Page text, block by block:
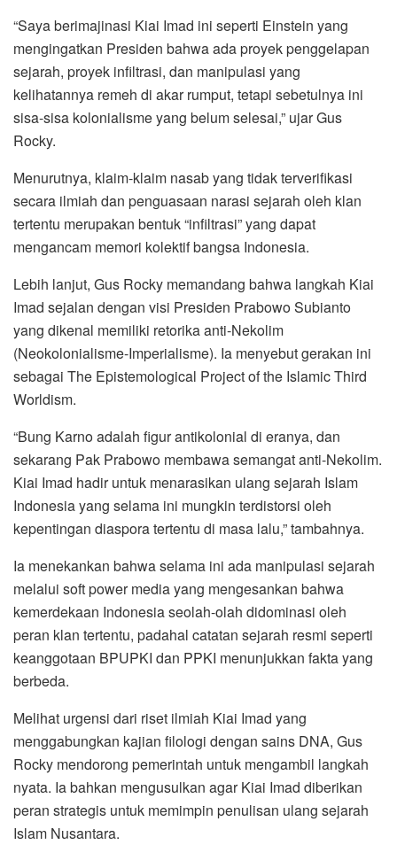
“Saya berimajinasi Kiai Imad ini seperti Einstein yang
mengingatkan Presiden bahwa ada proyek penggelapan
sejarah, proyek infiltrasi, dan manipulasi yang
kelihatannya remeh di akar rumput, tetapi sebetulnya ini
sisa-sisa kolonialisme yang belum selesai,” ujar Gus
Rocky.
Menurutnya, klaim-klaim nasab yang tidak terverifikasi
secara ilmiah dan penguasaan narasi sejarah oleh klan
tertentu merupakan bentuk “infiltrasi” yang dapat
mengancam memori kolektif bangsa Indonesia.
Lebih lanjut, Gus Rocky memandang bahwa langkah Kiai
Imad sejalan dengan visi Presiden Prabowo Subianto
yang dikenal memiliki retorika anti-Nekolim
(Neokolonialisme-Imperialisme). Ia menyebut gerakan ini
sebagai The Epistemological Project of the Islamic Third
Worldism.
“Bung Karno adalah figur antikolonial di eranya, dan
sekarang Pak Prabowo membawa semangat anti-Nekolim.
Kiai Imad hadir untuk menarasikan ulang sejarah Islam
Indonesia yang selama ini mungkin terdistorsi oleh
kepentingan diaspora tertentu di masa lalu,” tambahnya.
Ia menekankan bahwa selama ini ada manipulasi sejarah
melalui soft power media yang mengesankan bahwa
kemerdekaan Indonesia seolah-olah didominasi oleh
peran klan tertentu, padahal catatan sejarah resmi seperti
keanggotaan BPUPKI dan PPKI menunjukkan fakta yang
berbeda.
Melihat urgensi dari riset ilmiah Kiai Imad yang
menggabungkan kajian filologi dengan sains DNA, Gus
Rocky mendorong pemerintah untuk mengambil langkah
nyata. Ia bahkan mengusulkan agar Kiai Imad diberikan
peran strategis untuk memimpin penulisan ulang sejarah
Islam Nusantara.